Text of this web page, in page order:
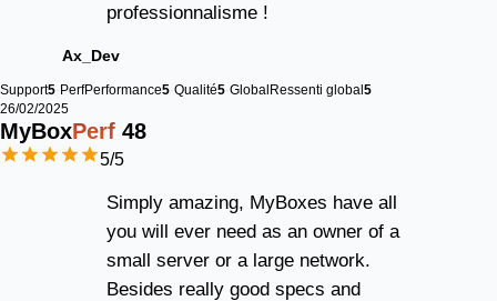
professionnalisme !
Ax_Dev
Support5 PerfPerformance5 Qualité5 Global Ressenti global 5
26/02/2025
MyBoxPerf 48
5/5
Simply amazing, MyBoxes have all
you will ever need as an owner of a
small server or a large network.
Besides really good specs and